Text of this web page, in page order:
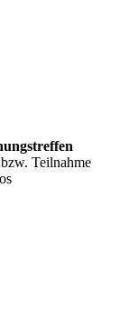
Teilnahme